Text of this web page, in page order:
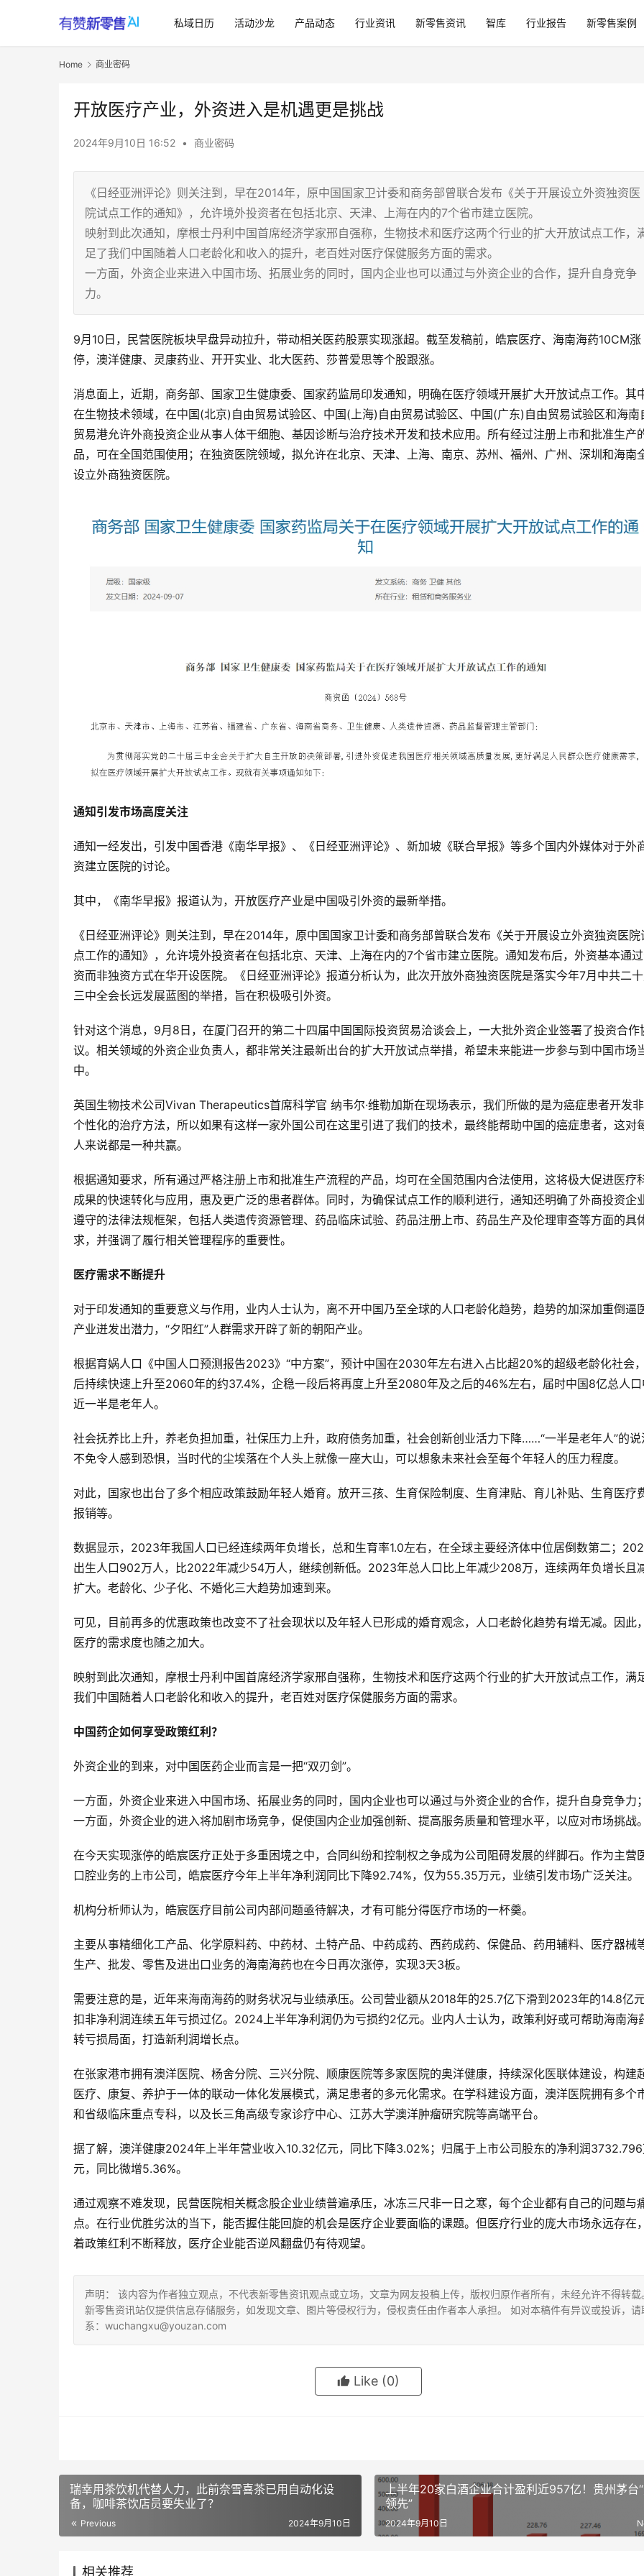
私域日历 活动沙龙 产品动态 行业资讯 新零售资讯 智库 行业报告 新零售案例
Home 商业密码
开放医疗产业，外资进入是机遇更是挑战
2024年9月10日 16:52 • 商业密码
《日经亚洲评论》则关注到，早在2014年，原中国国家卫计委和商务部曾联合发布《关于开展设立外资独资医
院试点工作的通知》，允许境外投资者在包括北京、天津、上海在内的7个省市建立医院。
映射到此次通知，摩根士丹利中国首席经济学家邢自强称，生物技术和医疗这两个行业的扩大开放试点工作，
足了我们中国随着人口老龄化和收入的提升，老百姓对医疗保健服务方面的需求。
一方面，外资企业来进入中国市场、拓展业务的同时，国内企业也可以通过与外资企业的合作，提升自身竞争
力。
9月10日，民营医院板块早盘异动拉升，带动相关医药股票实现涨超。截至发稿前，皓宸医疗、海南海药10CM涨
停，澳洋健康、灵康药业、开开实业、北大医药、莎普爱思等个股跟涨。
消息面上，近期，商务部、国家卫生健康委、国家药监局印发通知，明确在医疗领域开展扩大开放试点工作。其中
在生物技术领域，在中国(北京)自由贸易试验区、中国(上海)自由贸易试验区、中国(广东)自由贸易试验区和海南
贸易港允许外商投资企业从事人体干细胞、基因诊断与治疗技术开发和技术应用。所有经过注册上市和批准生产
品，可在全国范围使用；在独资医院领域，拟允许在北京、天津、上海、南京、苏州、福州、广州、深圳和海南
设立外商独资医院。
通知引发市场高度关注
通知一经发出，引发中国香港《南华早报》、《日经亚洲评论》、新加坡《联合早报》等多个国内外媒体对于外
资建立医院的讨论。
其中，《南华早报》报道认为，开放医疗产业是中国吸引外资的最新举措。
《日经亚洲评论》则关注到，早在2014年，原中国国家卫计委和商务部曾联合发布《关于开展设立外资独资医院
点工作的通知》，允许境外投资者在包括北京、天津、上海在内的7个省市建立医院。通知发布后，外资基本通
资而非独资方式在华开设医院。《日经亚洲评论》报道分析认为，此次开放外商独资医院是落实今年7月中共二
三中全会长远发展蓝图的举措，旨在积极吸引外资。
针对这个消息，9月8日，在厦门召开的第二十四届中国国际投资贸易洽谈会上，一大批外资企业签署了投资合作
议。相关领域的外资企业负责人，都非常关注最新出台的扩大开放试点举措，希望未来能进一步参与到中国市场
中。
英国生物技术公司Vivan Therapeutics首席科学官 纳韦尔·维勒加斯在现场表示，我们所做的是为癌症患者开发
个性化的治疗方法，所以如果有这样一家外国公司在这里引进了我们的技术，最终能帮助中国的癌症患者，这对
人来说都是一种共赢。
根据通知要求，所有通过严格注册上市和批准生产流程的产品，均可在全国范围内合法使用，这将极大促进医疗
成果的快速转化与应用，惠及更广泛的患者群体。同时，为确保试点工作的顺利进行，通知还明确了外商投资企
遵守的法律法规框架，包括人类遗传资源管理、药品临床试验、药品注册上市、药品生产及伦理审查等方面的具
求，并强调了履行相关管理程序的重要性。
医疗需求不断提升
对于印发通知的重要意义与作用，业内人士认为，离不开中国乃至全球的人口老龄化趋势，趋势的加深加重倒逼
产业迸发出潜力，“夕阳红”人群需求开辟了新的朝阳产业。
根据育娲人口《中国人口预测报告2023》“中方案”，预计中国在2030年左右进入占比超20%的超级老龄化社会
后持续快速上升至2060年的约37.4%，企稳一段后将再度上升至2080年及之后的46%左右，届时中国8亿总人口
近一半是老年人。
社会抚养比上升，养老负担加重，社保压力上升，政府债务加重，社会创新创业活力下降……“一半是老年人”的说
不免令人感到恐惧，当时代的尘埃落在个人头上就像一座大山，可以想象未来社会至每个年轻人的压力程度。
对此，国家也出台了多个相应政策鼓励年轻人婚育。放开三孩、生育保险制度、生育津贴、育儿补贴、生育医疗
报销等。
数据显示，2023年我国人口已经连续两年负增长，总和生育率1.0左右，在全球主要经济体中位居倒数第二；
出生人口902万人，比2022年减少54万人，继续创新低。2023年总人口比上年减少208万，连续两年负增长且
扩大。老龄化、少子化、不婚化三大趋势加速到来。
可见，目前再多的优惠政策也改变不了社会现状以及年轻人已形成的婚育观念，人口老龄化趋势有增无减。因此
医疗的需求度也随之加大。
映射到此次通知，摩根士丹利中国首席经济学家邢自强称，生物技术和医疗这两个行业的扩大开放试点工作，满
我们中国随着人口老龄化和收入的提升，老百姓对医疗保健服务方面的需求。
中国药企如何享受政策红利？
外资企业的到来，对中国医药企业而言是一把“双刃剑”。
一方面，外资企业来进入中国市场、拓展业务的同时，国内企业也可以通过与外资企业的合作，提升自身竞争力
一方面，外资企业的进入将加剧市场竞争，促使国内企业加强创新、提高服务质量和管理水平，以应对市场挑战。
在今天实现涨停的皓宸医疗正处于多重困境之中，合同纠纷和控制权之争成为公司阻碍发展的绊脚石。作为主营
口腔业务的上市公司，皓宸医疗今年上半年净利润同比下降92.74%，仅为55.35万元，业绩引发市场广泛关注。
机构分析师认为，皓宸医疗目前公司内部问题亟待解决，才有可能分得医疗市场的一杯羹。
主要从事精细化工产品、化学原料药、中药材、土特产品、中药成药、西药成药、保健品、药用辅料、医疗器械
生产、批发、零售及进出口业务的海南海药也在今日再次涨停，实现3天3板。
需要注意的是，近年来海南海药的财务状况与业绩承压。公司营业额从2018年的25.7亿下滑到2023年的14.8亿元
扣非净利润连续五年亏损过亿。2024上半年净利润仍为亏损约2亿元。业内人士认为，政策利好或可帮助海南海
转亏损局面，打造新利润增长点。
在张家港市拥有澳洋医院、杨舍分院、三兴分院、顺康医院等多家医院的奥洋健康，持续深化医联体建设，构建
医疗、康复、养护于一体的联动一体化发展模式，满足患者的多元化需求。在学科建设方面，澳洋医院拥有多个
和省级临床重点专科，以及长三角高级专家诊疗中心、江苏大学澳洋肿瘤研究院等高端平台。
据了解，澳洋健康2024年上半年营业收入10.32亿元，同比下降3.02%；归属于上市公司股东的净利润
元，同比微增5.36%。
通过观察不难发现，民营医院相关概念股企业业绩普遍承压，冰冻三尺非一日之寒，每个企业都有自己的问题与
点。在行业优胜劣汰的当下，能否握住能回旋的机会是医疗企业要面临的课题。但医疗行业的庞大市场永远存在
着政策红利不断释放，医疗企业能否逆风翻盘仍有待观望。
声明： 该内容为作者独立观点，不代表新零售资讯观点或立场，文章为网友投稿上传，版权归原作者所有，未经允许不得转载
新零售资讯站仅提供信息存储服务，如发现文章、图片等侵权行为，侵权责任由作者本人承担。 如对本稿件有异议或投诉，请
系：wuchangxu@youzan.com
Like (0)
瑞幸用茶饮机代替人力，此前奈雪喜茶已用自动化设
备，咖啡茶饮店员要失业了？
Previous 2024年9月10日
上半年20家白酒企业合计盈利近957亿！贵州茅台
领先”
2024年9月10日
相关推荐